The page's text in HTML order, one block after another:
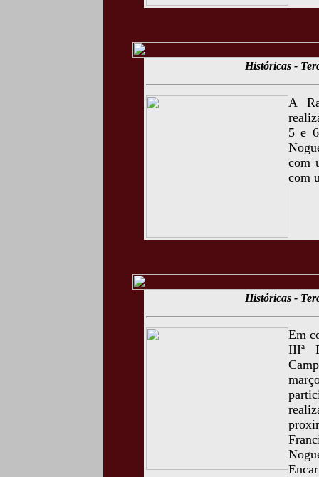
Históricas -
A
5 e
com
com
Históricas -
Em
IIIª